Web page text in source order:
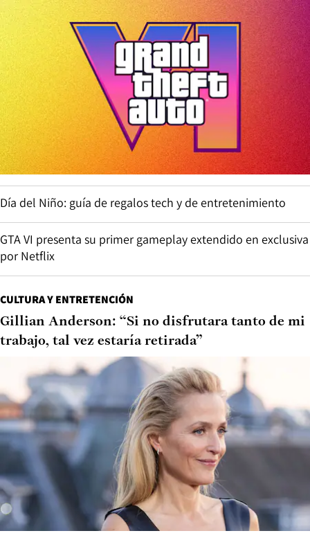
Día del Niño: guía de regalos tech y de entretenimiento
GTA VI presenta su primer gameplay extendido en exclusiva
por Netflix
CULTURA Y ENTRETENCIÓN
Gillian Anderson: “Si no disfrutara tanto de mi
trabajo, tal vez estaría retirada”